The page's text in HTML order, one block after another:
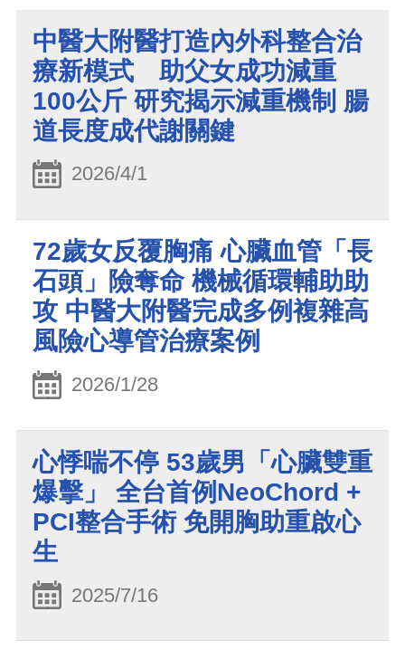
中醫大附醫打造內外科整合治
療新模式 助父女成功減重
100公斤 研究揭示減重機制 腸
道長度成代謝關鍵
2026/4/1
72歲女反覆胸痛 心臟血管「長
石頭」險奪命 機械循環輔助助
攻 中醫大附醫完成多例複雜高
風險心導管治療案例
2026/1/28
心悸喘不停 53歲男「心臟雙重
爆擊」 全台首例NeoChord +
PCI整合手術 免開胸助重啟心
生
2025/7/16